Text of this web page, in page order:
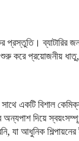
প্রস্তুতি। ব্যাটারির
করে প্রয়োজনীয় ধাতু,
একটি বিশাল
দিয়ে
যা আধুনিক